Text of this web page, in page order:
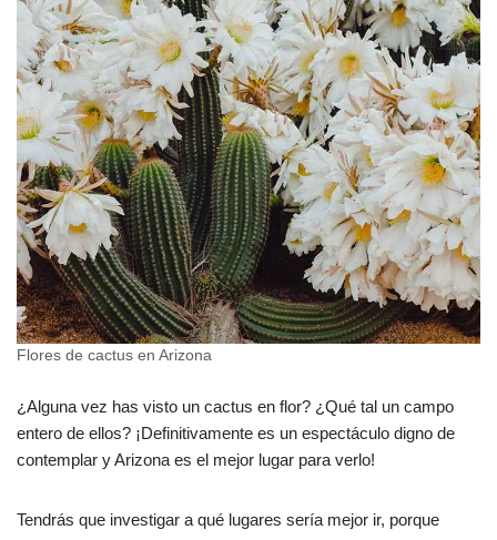
Flores de cactus en Arizona
¿Alguna vez has visto un cactus en flor? ¿Qué tal un campo
entero de ellos? ¡Definitivamente es un espectáculo digno de
contemplar y Arizona es el mejor lugar para verlo!
Tendrás que investigar a qué lugares sería mejor ir, porque